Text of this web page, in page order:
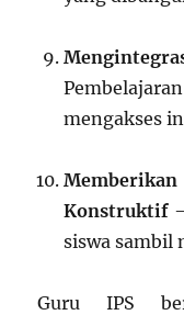
mengakses
Konstruktif
siswa sambil
Guru IPS